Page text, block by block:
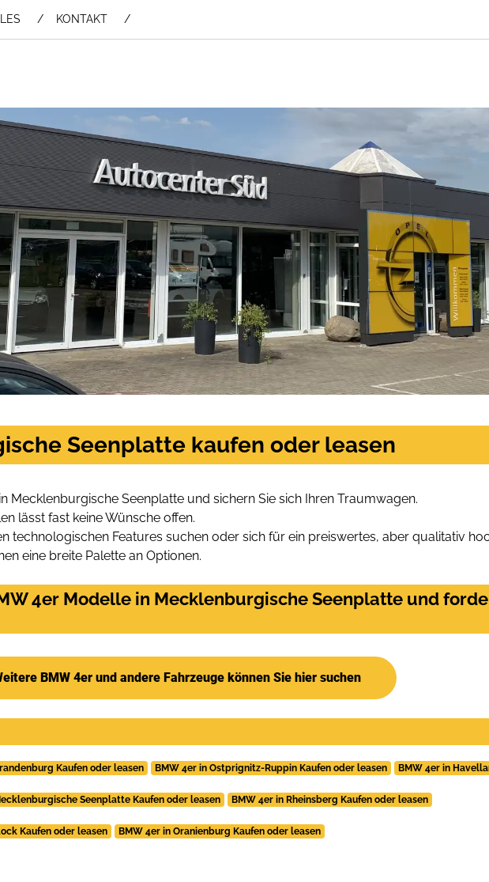
KONTAKT
Seenplatte kaufen oder leasen
Mecklenburgische Seenplatte und sichern Sie sich Ihren Traumwagen.
lässt fast keine Wünsche offen.
technologischen Features suchen oder sich für ein preiswertes, aber qualitativ
eine breite Palette an Optionen.
4er Modelle in Mecklenburgische Seenplatte und
BMW 4er und andere Fahrzeuge können Sie hier suchen
Kaufen oder leasen BMW 4er in Ostprignitz-Ruppin Kaufen oder leasen BMW 4er in
Seenplatte Kaufen oder leasen BMW 4er in Rheinsberg Kaufen oder leasen
Kaufen oder leasen BMW 4er in Oranienburg Kaufen oder leasen